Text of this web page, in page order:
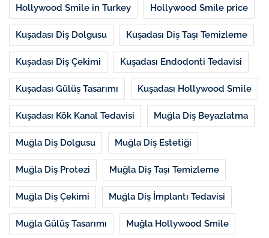
Hollywood Smile in Turkey Hollywood Smile price
Kuşadası Diş Dolgusu Kuşadası Diş Taşı Temizleme
Kuşadası Diş Çekimi Kuşadası Endodonti Tedavisi
Kuşadası Gülüş Tasarımı Kuşadası Hollywood Smile
Kuşadası Kök Kanal Tedavisi Muğla Diş Beyazlatma
Muğla Diş Dolgusu Muğla Diş Estetiği
Muğla Diş Protezi Muğla Diş Taşı Temizleme
Muğla Diş Çekimi Muğla Diş İmplantı Tedavisi
Muğla Gülüş Tasarımı Muğla Hollywood Smile